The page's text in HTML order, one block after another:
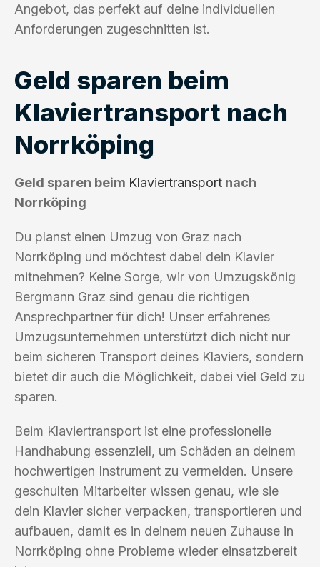
Angebot, das perfekt auf deine individuellen
Anforderungen zugeschnitten ist.
Geld sparen beim
Klaviertransport nach
Norrköping
Geld sparen beim Klaviertransport nach
Norrköping
Du planst einen Umzug von Graz nach
Norrköping und möchtest dabei dein Klavier
mitnehmen? Keine Sorge, wir von Umzugskönig
Bergmann Graz sind genau die richtigen
Ansprechpartner für dich! Unser erfahrenes
Umzugsunternehmen unterstützt dich nicht nur
beim sicheren Transport deines Klaviers, sondern
bietet dir auch die Möglichkeit, dabei viel Geld zu
sparen.
Beim Klaviertransport ist eine professionelle
Handhabung essenziell, um Schäden an deinem
hochwertigen Instrument zu vermeiden. Unsere
geschulten Mitarbeiter wissen genau, wie sie
dein Klavier sicher verpacken, transportieren und
aufbauen, damit es in deinem neuen Zuhause in
Norrköping ohne Probleme wieder einsatzbereit